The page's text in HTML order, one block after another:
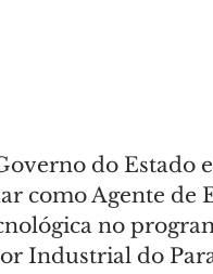
do Estado
como Agente de
no
Industrial do